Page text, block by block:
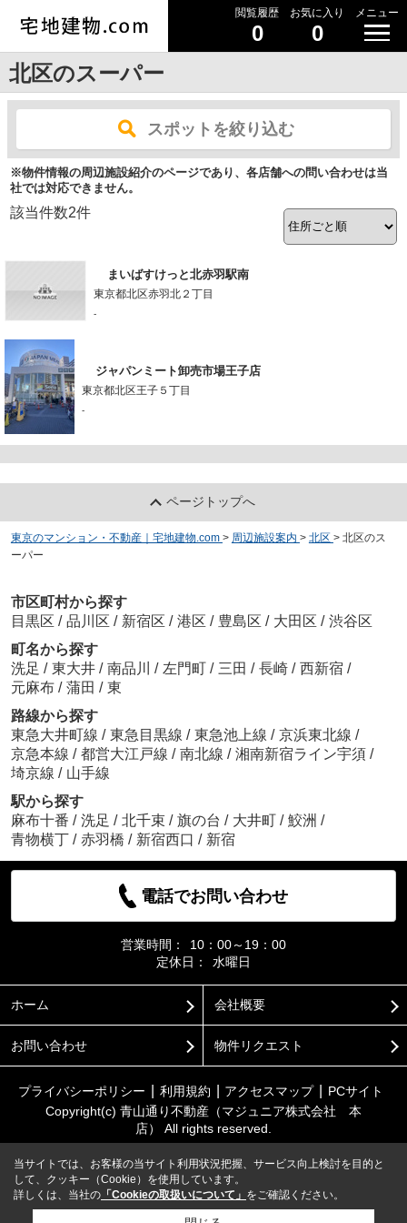
閲覧履歴
0
お気に入り
0
メニュー
北区のスーパー
スポットを絞り込む
※物件情報の周辺施設紹介のページであり、各店舗への問い合わせは当
社では対応できません。
該当件数2件
まいばすけっと北赤羽駅南
東京都北区赤羽北２丁目
-
ジャパンミート卸売市場王子店
東京都北区王子５丁目
-
ページトップへ
東京のマンション・不動産｜宅地建物.com > 周辺施設案内 > 北区 > 北区のス
ーパー
市区町村から探す
目黒区 / 品川区 / 新宿区 / 港区 / 豊島区 / 大田区 / 渋谷区
町名から探す
洗足 / 東大井 / 南品川 / 左門町 / 三田 / 長崎 / 西新宿 /
元麻布 / 蒲田 / 東
路線から探す
東急大井町線 / 東急目黒線 / 東急池上線 / 京浜東北線 /
京急本線 / 都営大江戸線 / 南北線 / 湘南新宿ライン宇須 /
埼京線 / 山手線
駅から探す
麻布十番 / 洗足 / 北千束 / 旗の台 / 大井町 / 鮫洲 /
青物横丁 / 赤羽橋 / 新宿西口 / 新宿
電話でお問い合わせ
営業時間：
10：00～19：00
定休日：
水曜日
ホーム 会社概要
お問い合わせ 物件リクエスト
プライバシーポリシー 利用規約 アクセスマップ
PCサイト
Copyright(c) 青山通り不動産（マジュニア株式会社 本
店） All rights reserved.
当サイトでは、お客様の当サイト利用状況把握、サービス向上検討を目的と
して、クッキー（Cookie）を使用しています。
詳しくは、当社の 「Cookieの取扱いについて」 をご確認ください。